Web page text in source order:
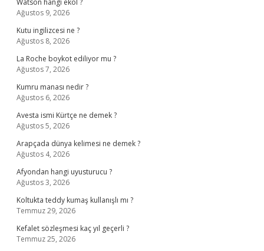
Watson hangi ekol ?
Ağustos 9, 2026
Kutu ingilizcesi ne ?
Ağustos 8, 2026
La Roche boykot ediliyor mu ?
Ağustos 7, 2026
Kumru manası nedir ?
Ağustos 6, 2026
Avesta ismi Kürtçe ne demek ?
Ağustos 5, 2026
Arapçada dünya kelimesi ne demek ?
Ağustos 4, 2026
Afyondan hangi uyusturucu ?
Ağustos 3, 2026
Koltukta teddy kumaş kullanışlı mı ?
Temmuz 29, 2026
Kefalet sözleşmesi kaç yıl geçerli ?
Temmuz 25, 2026